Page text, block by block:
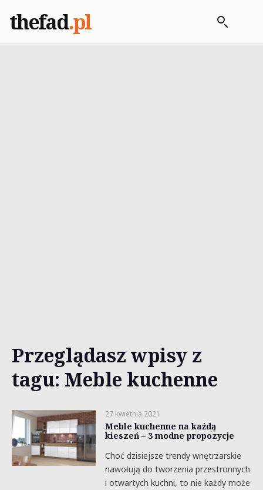
thefad.pl
Przeglądasz wpisy z
tagu: Meble kuchenne
27 kwietnia 2021
Meble kuchenne na każdą
kieszeń – 3 modne propozycje
Choć dzisiejsze trendy wnętrzarskie
nawołują do tworzenia przestronnych
i otwartych kuchni, to nie każdy może